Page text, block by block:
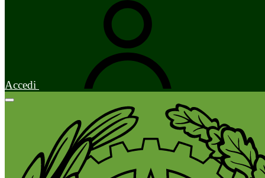
Accedi